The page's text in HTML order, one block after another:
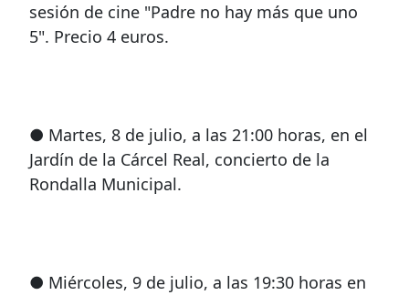
sesión de cine "Padre no hay más que uno
5". Precio 4 euros.
● Martes, 8 de julio, a las 21:00 horas, en el
Jardín de la Cárcel Real, concierto de la
Rondalla Municipal.
● Miércoles, 9 de julio, a las 19:30 horas en